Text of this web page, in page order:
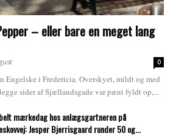
– eller bare en meget lang
0
Engelske i Fredericia. Overskyet, mildt og med
sider af Sjællandsgade var pænt fyldt op,...
mærkedag hos anlægsgartneren på
Jesper Bjerrisgaard runder 50 og...